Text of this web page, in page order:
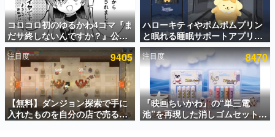
名作ゲームクリエイターの方々に製作時のエピソードをお
聞きし、ヒットする企画（ゲーム）とは何か？を探ってい
きます。
赫本
この物語を解いてはいけない。『赫本』は、〈試験問題〉
の形をした短編ホラー小説集です。
新世代に訊く
これからのデジタルゲーム市場を担う若きクリエイター達
の姿を追い、彼らのルーツと情熱を探っていきます。
コロコロ初のゆるかわ4コマ『ま
だサ終しないんですか？』公開
スタート。主人公は新入社員の
侘石ダイヤ、ゲーム会社を舞台
にトラブルへ対応する社員たち
を描く
ハローキティやポムポムプリン
と眠れる睡眠サポートアプリ
『ゆめたび』が配信中。キャラ
ごとのASMRや目覚ましアラー
ムも搭載
注目度 9405
【無料】ダンジョン探索で手に
入れたものを自分の店で売るゲ
ーム『Moonlighter』がSteam
注目度 8470
『映画ちいかわ』の“単三電
池”を再現した消しゴムセットが
8月7日より発売決定。公式は